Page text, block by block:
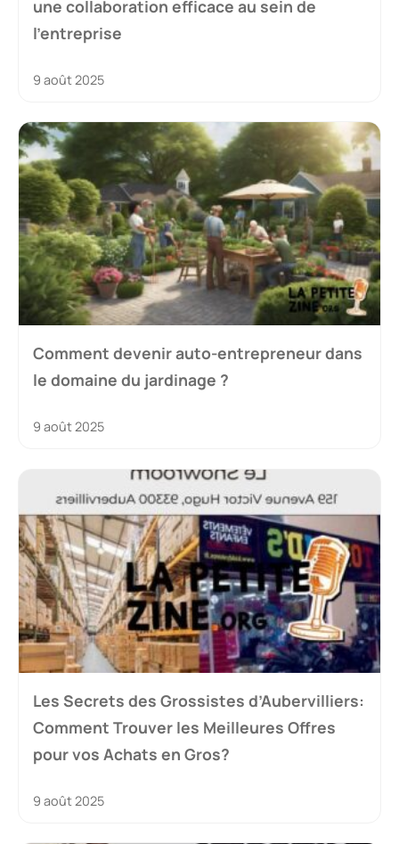
une collaboration efficace au sein de
l’entreprise
9 août 2025
Comment devenir auto-entrepreneur dans
le domaine du jardinage ?
9 août 2025
Les Secrets des Grossistes d’Aubervilliers:
Comment Trouver les Meilleures Offres
pour vos Achats en Gros?
9 août 2025